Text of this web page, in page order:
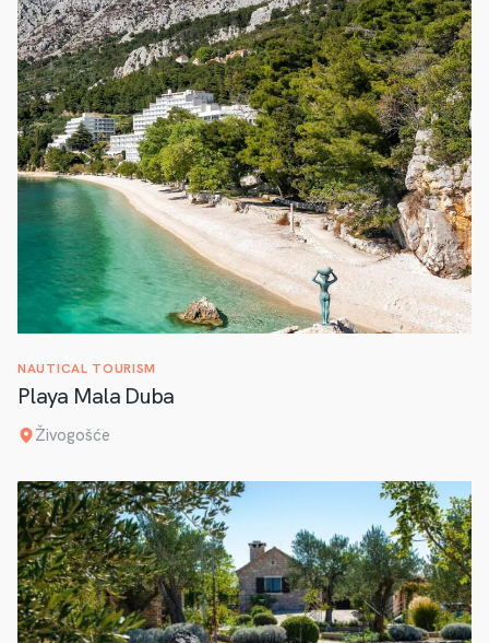
NAUTICAL TOURISM
Playa Mala Duba
Živogošće